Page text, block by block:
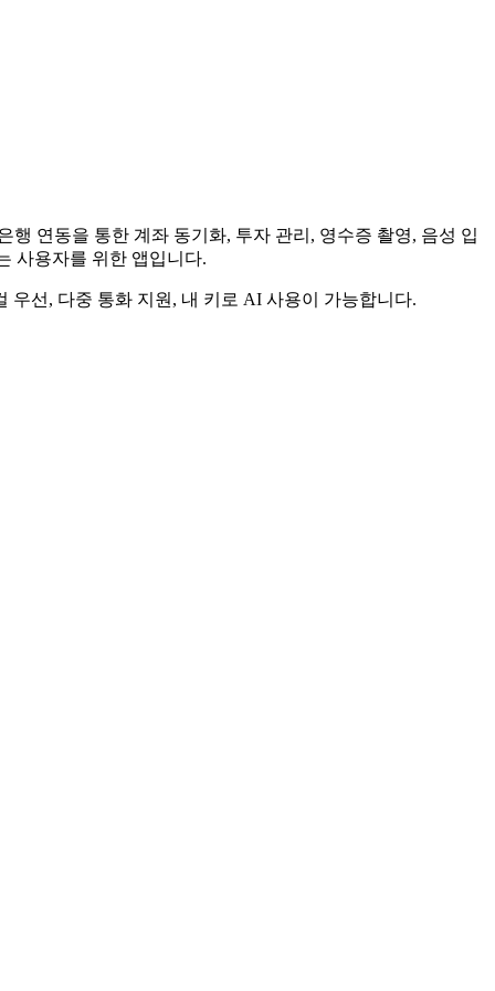
행 연동을 통한 계좌 동기화, 투자 관리, 영수증 촬영, 음성 입
사용자를 위한 앱입니다.
우선, 다중 통화 지원, 내 키로 AI 사용이 가능합니다.